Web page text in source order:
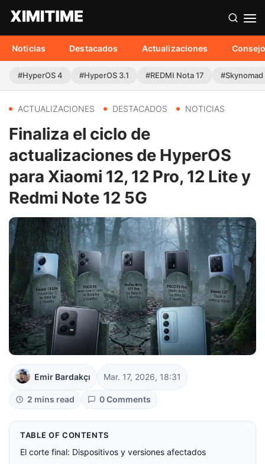
Noticias Destacados Actualizaciones
#HyperOS 4 #HyperOS 3.1 #REDMI Nota 17 #Skynomad
ACTUALIZACIONES DESTACADOS NOTICIAS
Finaliza el ciclo de
actualizaciones de HyperOS
para Xiaomi 12, 12 Pro, 12 Lite y
Redmi Note 12 5G
Emir Bardakçı Mar. 17, 2026, 18:31
2 mins read 0 Comments
TABLE OF CONTENTS
El corte final: Dispositivos y versiones afectados